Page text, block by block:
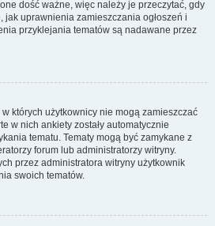
dość ważne, więc należy je przeczytać, gdy
jak uprawnienia zamieszczania ogłoszeń i
przyklejania tematów są nadawane przez
których użytkownicy nie mogą zamieszczać
w nich ankiety zostały automatycznie
tematu. Tematy mogą być zamykane z
forum lub administratorzy witryny.
przez administratora witryny użytkownik
swoich tematów.